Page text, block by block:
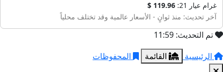
غرام عيار 21:
119.96 $
آخر تحديث: منذ ثوانٍ - الأسعار عالمية وقد تختلف محلياً
تم التحديث: 11:59
الرئيسية
القائمة المحفوظات